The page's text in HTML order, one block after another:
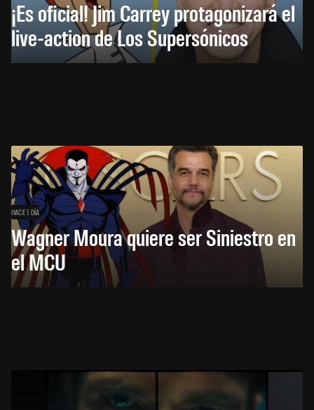
¡Es oficial! Jim Carrey protagonizará el
live-action de Los Supersónicos
HACE 1 DÍA
Wagner Moura quiere ser Siniestro en
el MCU